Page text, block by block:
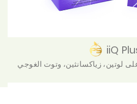
iiQ
لوتين، زياكسانثين، وتوت الغوجي